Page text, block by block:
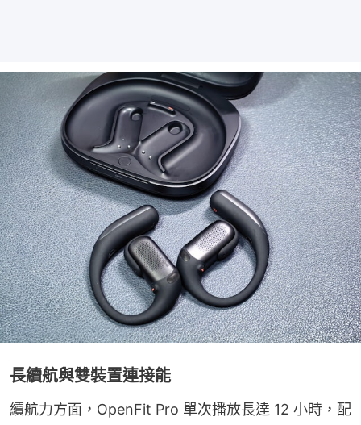
長續航與雙裝置連接能
續航力方面，OpenFit Pro 單次播放長達 12 小時，配